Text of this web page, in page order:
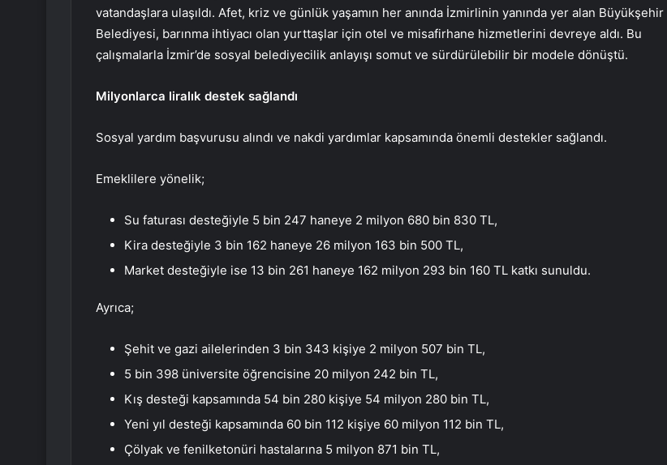
vatandaşlara ulaşıldı. Afet, kriz ve günlük yaşamın her anında İzmirlinin yanında yer alan Büyükşehir
Belediyesi, barınma ihtiyacı olan yurttaşlar için otel ve misafirhane hizmetlerini devreye aldı. Bu
çalışmalarla İzmir’de sosyal belediyecilik anlayışı somut ve sürdürülebilir bir modele dönüştü.
Milyonlarca liralık destek sağlandı
Sosyal yardım başvurusu alındı ve nakdi yardımlar kapsamında önemli destekler sağlandı.
Emeklilere yönelik;
Su faturası desteğiyle 5 bin 247 haneye 2 milyon 680 bin 830 TL,
Kira desteğiyle 3 bin 162 haneye 26 milyon 163 bin 500 TL,
Market desteğiyle ise 13 bin 261 haneye 162 milyon 293 bin 160 TL katkı sunuldu.
Ayrıca;
Şehit ve gazi ailelerinden 3 bin 343 kişiye 2 milyon 507 bin TL,
5 bin 398 üniversite öğrencisine 20 milyon 242 bin TL,
Kış desteği kapsamında 54 bin 280 kişiye 54 milyon 280 bin TL,
Yeni yıl desteği kapsamında 60 bin 112 kişiye 60 milyon 112 bin TL,
Çölyak ve fenilketonüri hastalarına 5 milyon 871 bin TL,